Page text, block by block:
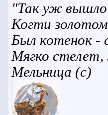
"Так уж вышло
Когти
Был котенок -
Мягко
Мельница (с)